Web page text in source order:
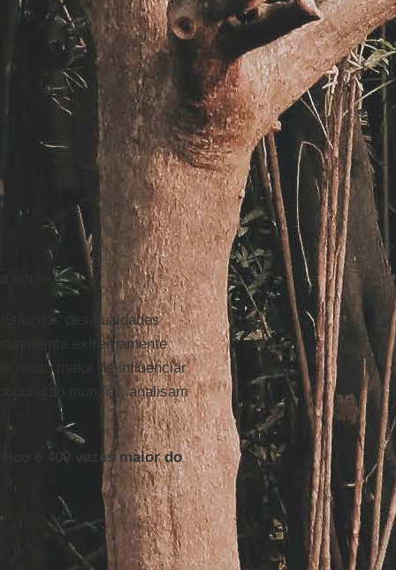
em %.
das desigualdades
extremamente
muito maior de influenciar
mundial, analisam
é 400 vezes maior do